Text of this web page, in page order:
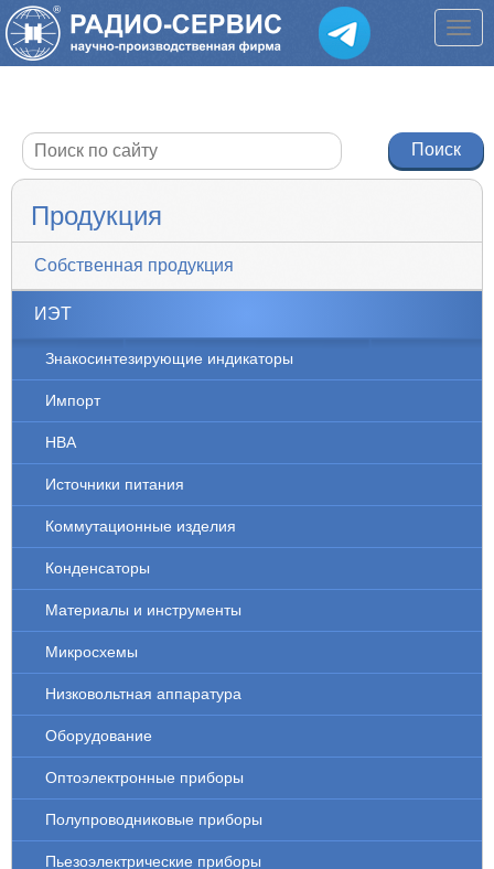
Продукция
Собственная продукция
ИЭТ
Знакосинтезирующие индикаторы
Импорт
НВА
Источники питания
Коммутационные изделия
Конденсаторы
Материалы и инструменты
Микросхемы
Низковольтная аппаратура
Оборудование
Оптоэлектронные приборы
Полупроводниковые приборы
Пьезоэлектрические приборы